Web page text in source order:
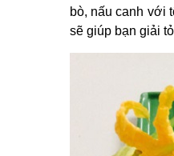
bò, nấu canh với
sẽ giúp bạn giải